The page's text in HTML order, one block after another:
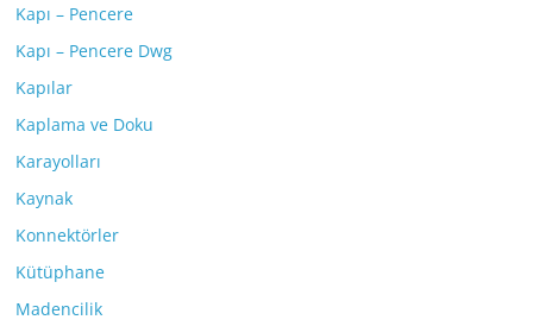
Kapı – Pencere
Kapı – Pencere Dwg
Kapılar
Kaplama ve Doku
Karayolları
Kaynak
Konnektörler
Kütüphane
Madencilik